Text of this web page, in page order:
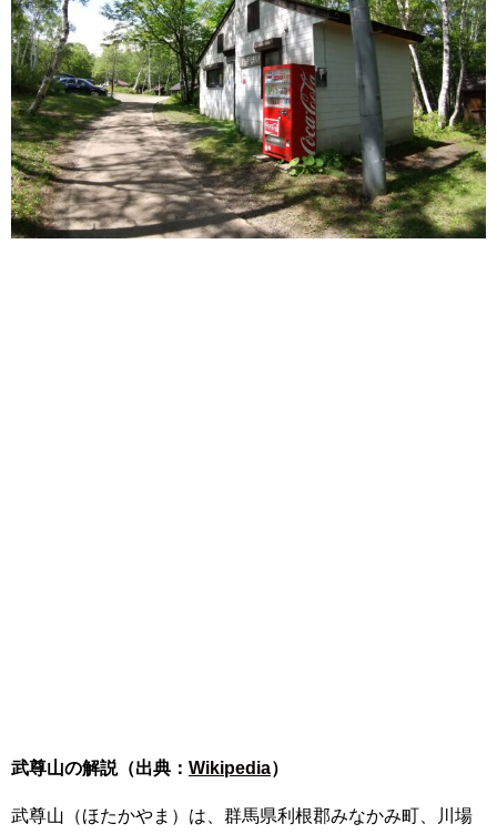
武尊山の解説（出典： Wikipedia）
武尊山（ほたかやま）は、群馬県利根郡みなかみ町、川場